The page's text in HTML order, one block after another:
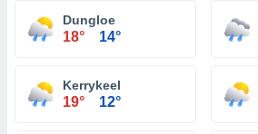
Dungloe
18° 14°
Kerrykeel
19° 12°